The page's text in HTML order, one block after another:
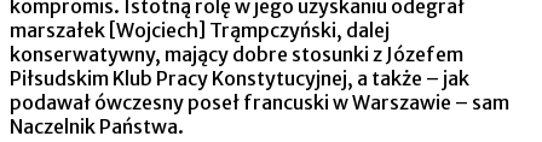
kompromis. Istotną rolę w jego uzyskaniu odegrał
marszałek [Wojciech] Trąmpczyński, dalej
konserwatywny, mający dobre stosunki z Józefem
Piłsudskim Klub Pracy Konstytucyjnej, a także – jak
podawał ówczesny poseł francuski w Warszawie – sam
Naczelnik Państwa.